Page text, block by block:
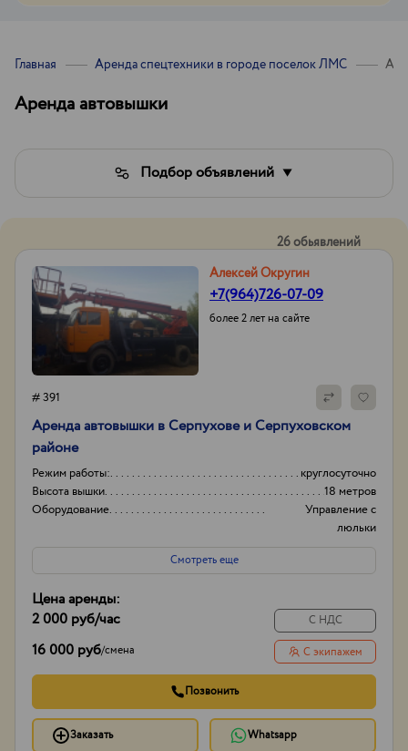
Главная Аренда спецтехники в городе поселок ЛМС
Аренда автовышки
Подбор объявлений
26 обьявлений
Алексей Округин
+7(964)726-07-09
более 2 лет на сайте
# 391
Аренда автовышки в Серпухове и Серпуховском
районе
Режим работы:
круглосуточно
Высота вышки
18 метров
Оборудование
Управление с
люльки
Тип проходимости
Колесная
Смотреть еще
Цена аренды:
2 000 руб/час
16 000 руб/смена
С НДС
С экипажем
Позвонить
Заказать Whatsapp